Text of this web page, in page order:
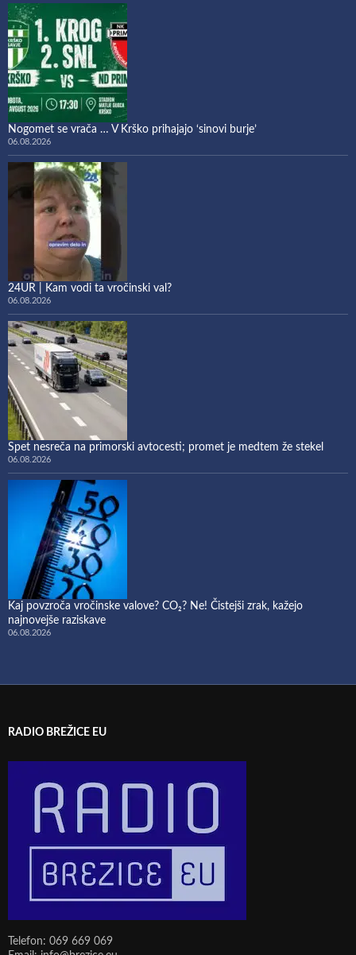
Nogomet se vrača … V Krško prihajajo ‘sinovi burje’
06.08.2026
24UR | Kam vodi ta vročinski val?
06.08.2026
Spet nesreča na primorski avtocesti; promet je medtem že stekel
06.08.2026
Kaj povzroča vročinske valove? CO₂? Ne! Čistejši zrak, kažejo
najnovejše raziskave
06.08.2026
RADIO BREŽICE EU
Telefon: 069 669 069